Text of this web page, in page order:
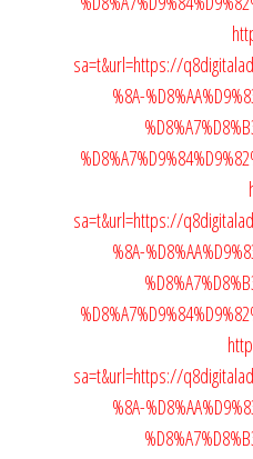
sa=t&url=https://
%8A-
sa=t&url=https://
%8A-
sa=t&url=https://
%8A-